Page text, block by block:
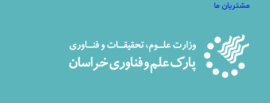
مشتریان ما